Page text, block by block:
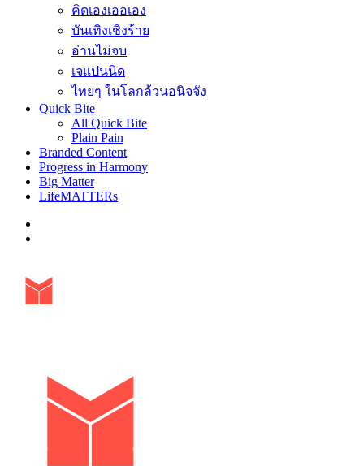
คิดเองเออเอง
บันเทิงเชิงร้าย
อ่านไม่จบ
เจแปนนิด
ไทยๆ ในโลกล้วนอนิจจัง
Quick Bite
All Quick Bite
Plain Pain
Branded Content
Progress in Harmony
Big Matter
LifeMATTERs